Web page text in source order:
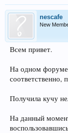
nescafe
New
Всем привет.
На одном форуме
соответственно,
Получила кучу
На данный